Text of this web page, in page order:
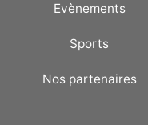
Evènements
Sports
Nos partenaires